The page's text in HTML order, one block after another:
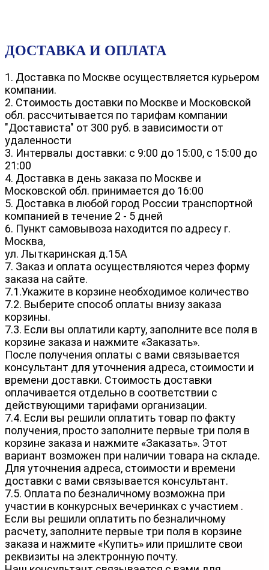
ДОСТАВКА И ОПЛАТА
1. Доставка по Москве осуществляется курьером
компании.
2. Стоимость доставки по Москве и Московской
обл. рассчитывается по тарифам компании
"Достависта" от 300 руб. в зависимости от
удаленности
3. Интервалы доставки: с 9:00 до 15:00, с 15:00 до
21:00
4. Доставка в день заказа по Москве и
Московской обл. принимается до 16:00
5. Доставка в любой город России транспортной
компанией в течение 2 - 5 дней
6. Пункт самовывоза находится по адресу г.
Москва,
ул. Лыткаринская д.15А
7. Заказ и оплата осуществляются через форму
заказа на сайте.
7.1.Укажите в корзине необходимое количество
7.2. Выберите способ оплаты внизу заказа
корзины.
7.3. Если вы оплатили карту, заполните все поля в
корзине заказа и нажмите «Заказать».
После получения оплаты с вами связывается
консультант для уточнения адреса, стоимости и
времени доставки. Стоимость доставки
оплачивается отдельно в соответствии с
действующими тарифами организации.
7.4. Если вы решили оплатить товар по факту
получения, просто заполните первые три поля в
корзине заказа и нажмите «Заказать». Этот
вариант возможен при наличии товара на складе.
Для уточнения адреса, стоимости и времени
доставки с вами связывается консультант.
7.5. Оплата по безналичному возможна при
участии в конкурсных вечеринках с участием .
Если вы решили оплатить по безналичному
расчету, заполните первые три поля в корзине
заказа и нажмите «Купить» или пришлите свои
реквизиты на электронную почту.